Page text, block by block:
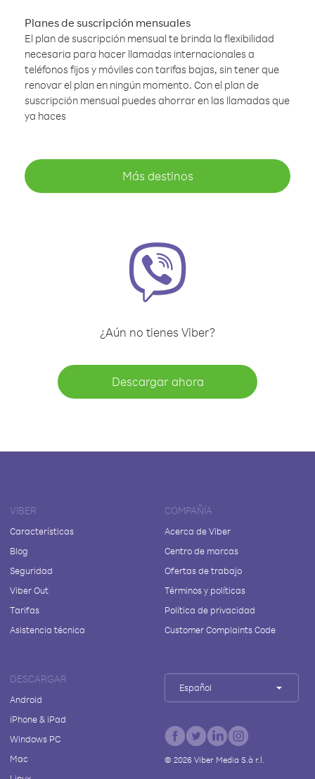
Planes de suscripción mensuales
El plan de suscripción mensual te brinda la flexibilidad
necesaria para hacer llamadas internacionales a
teléfonos fijos y móviles con tarifas bajas, sin tener que
renovar el plan en ningún momento. Con el plan de
suscripción mensual puedes ahorrar en las llamadas que
ya haces
Más destinos
¿Aún no tienes Viber?
Descargar ahora
VIBER
Características
Blog
Seguridad
Viber Out
Tarifas
Asistencia técnica
COMPAÑÍA
Acerca de Viber
Centro de marcas
Ofertas de trabajo
Términos y políticas
Política de privacidad
Customer Complaints Code
DESCARGAR
Android
iPhone & iPad
Windows PC
Mac
Español
© 2026Viber Media S.à r.l.